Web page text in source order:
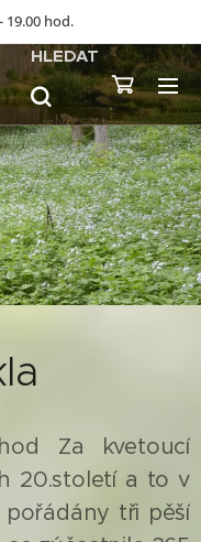
19.00 hod.
HLEDAT
Za kvetoucí
20.století a to v
tři pěší